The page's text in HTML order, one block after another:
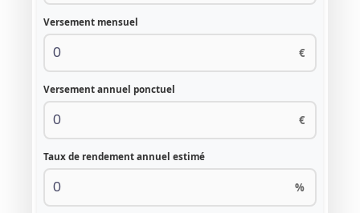
Versement mensuel
€
Versement annuel ponctuel
€
Taux de rendement annuel estimé
%